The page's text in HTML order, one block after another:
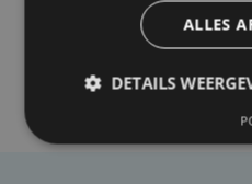
ALLES
DETAILS